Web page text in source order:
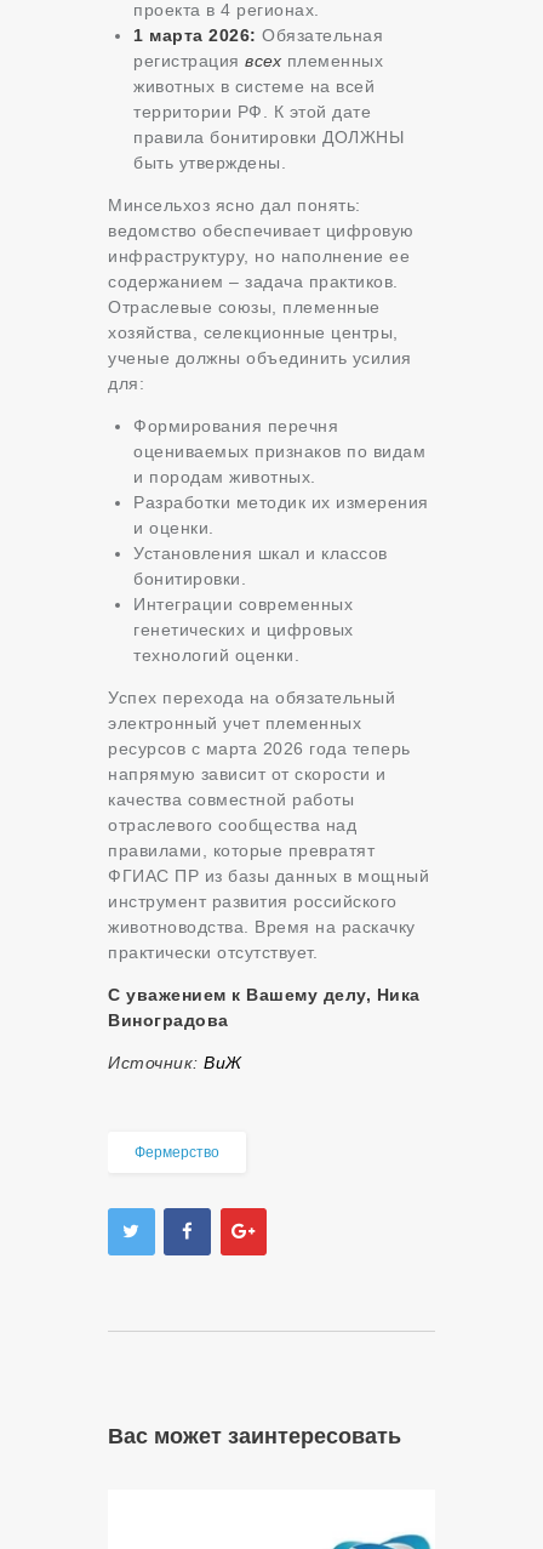
проекта в 4 регионах.
1 марта 2026: Обязательная
регистрация всех племенных
животных в системе на всей
территории РФ. К этой дате
правила бонитировки ДОЛЖНЫ
быть утверждены.
Минсельхоз ясно дал понять:
ведомство обеспечивает цифровую
инфраструктуру, но наполнение ее
содержанием – задача практиков.
Отраслевые союзы, племенные
хозяйства, селекционные центры,
ученые должны объединить усилия
для:
Формирования перечня
оцениваемых признаков по видам
и породам животных.
Разработки методик их измерения
и оценки.
Установления шкал и классов
бонитировки.
Интеграции современных
генетических и цифровых
технологий оценки.
Успех перехода на обязательный
электронный учет племенных
ресурсов с марта 2026 года теперь
напрямую зависит от скорости и
качества совместной работы
отраслевого сообщества над
правилами, которые превратят
ФГИАС ПР из базы данных в мощный
инструмент развития российского
животноводства. Время на раскачку
практически отсутствует.
С уважением к Вашему делу, Ника
Виноградова
Источник: ВиЖ
Фермерство
Вас может заинтересовать